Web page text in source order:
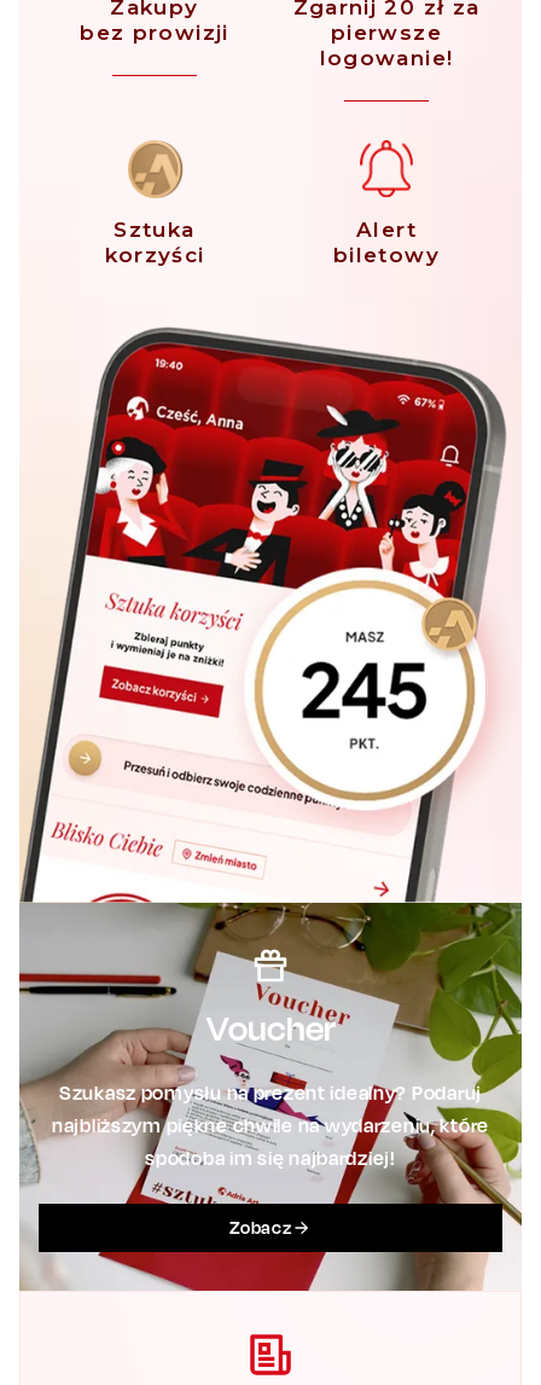
Zakupy
bez prowizji
Zgarnij 20 zł za
pierwsze
logowanie!
Sztuka
korzyści
Alert
biletowy
Voucher
Szukasz pomysłu na prezent idealny? Podaruj
najbliższym piękne chwile na wydarzeniu, które
spodoba im się najbardziej!
Zobacz